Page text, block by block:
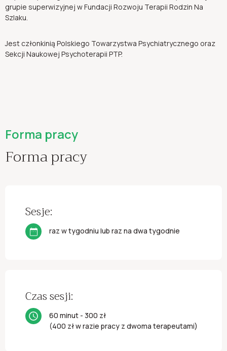
grupie superwizyjnej w Fundacji Rozwoju Terapii Rodzin Na
Szlaku.
Jest członkinią Polskiego Towarzystwa Psychiatrycznego oraz
Sekcji Naukowej Psychoterapii PTP.
Forma pracy
Forma pracy
Sesje:
raz w tygodniu lub raz na dwa tygodnie
Czas sesji:
60 minut - 300 zł
(400 zł w razie pracy z dwoma terapeutami)